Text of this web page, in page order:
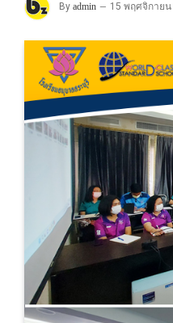
By admin 15 พฤศจิกายน